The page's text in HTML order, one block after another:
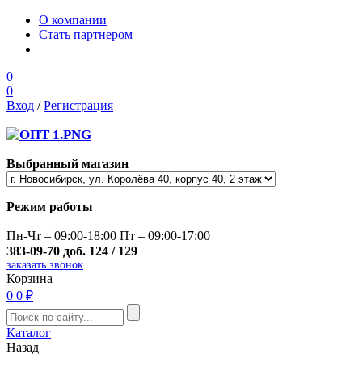
О компании
Стать партнером
0
0
Вход /Регистрация
Выбранный магазин
Режим работы
Пн-Чт – 09:00-18:00 Пт – 09:00-17:00
383-09-70 доб. 124 / 129
заказать звонок
Корзина
0 0 ₽
Каталог
Назад